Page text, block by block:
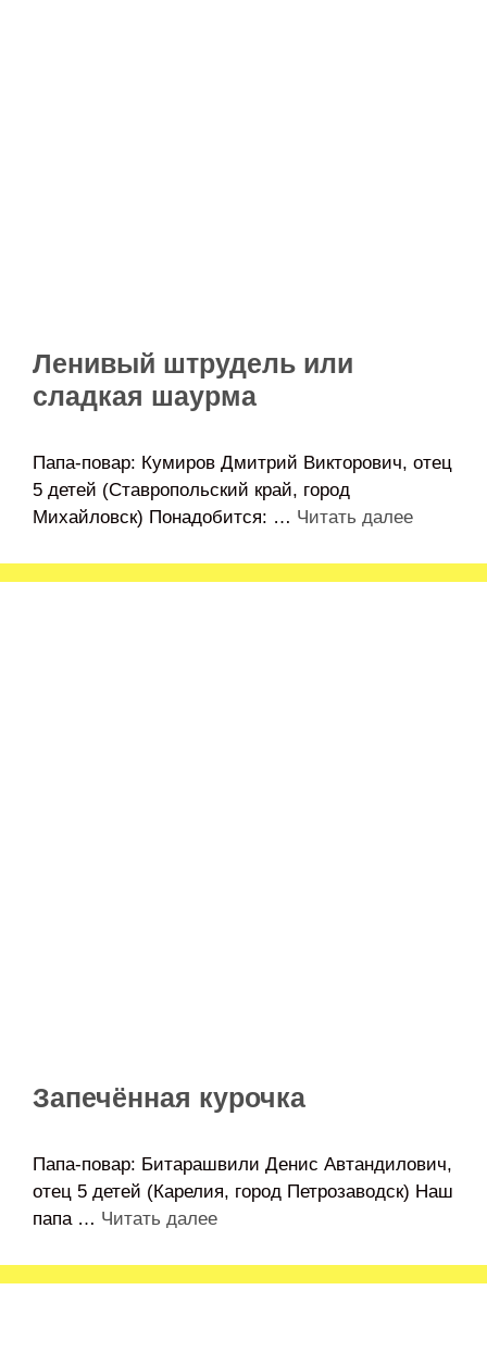
Ленивый штрудель или
сладкая шаурма
Папа-повар: Кумиров Дмитрий Викторович, отец
5 детей (Ставропольский край, город
Михайловск) Понадобится: … Читать далее
Запечённая курочка
Папа-повар: Битарашвили Денис Автандилович,
отец 5 детей (Карелия, город Петрозаводск) Наш
папа … Читать далее